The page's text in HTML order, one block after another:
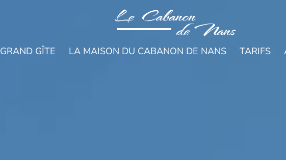
GRAND GÎTE LA MAISON DU CABANON DE NANS TARIFS